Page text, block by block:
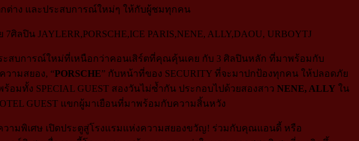
ตกต่าง และประสบการณ์ใหม่ๆ ให้กับผู้ชมทุกคน
ระสบการณ์ใหม่ที่เหนือกว่าคอนเสิร์ตที่คุณคุ้นเคย กับ 3 ศิลปินหลัก ที่มาพร้อมกับ
วามสยอง, “PORSCHE” กับหน้าที่ของ SECURITY ที่จะมาปกป้องทุกคน ให้ปลอดภัย
มทั้ง SPECIAL GUEST สองวันไม่ซ้ำกัน ประกอบไปด้วยสองสาว NENE, ALLY ใน
GUEST แขกผู้มาเยือนที่มาพร้อมกับความสิ้นหวัง
วามพิเศษ เปิดประตูสู่โรงแรมแห่งความสยองขวัญ! ร่วมกับคุณแอนดี้ หรือ